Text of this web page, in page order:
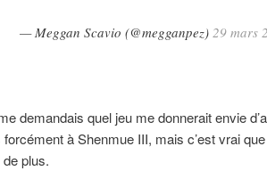
— Meggan Scavio (@megganpez) 29 mars
demandais quel jeu me donnerait envie
forcément à Shenmue III, mais c’est vrai
plus.